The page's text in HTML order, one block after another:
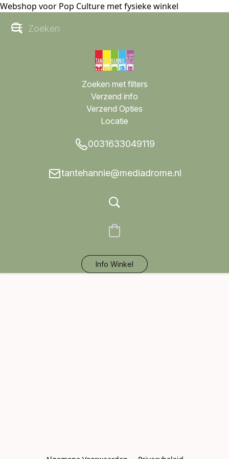
Webshop voor Pop Culture met fysieke winkel
Zoeken met filters
Verzend info
Verzend Opties
Locatie
0031633049119
tantehannie@mediadrome.nl
Info Winkel